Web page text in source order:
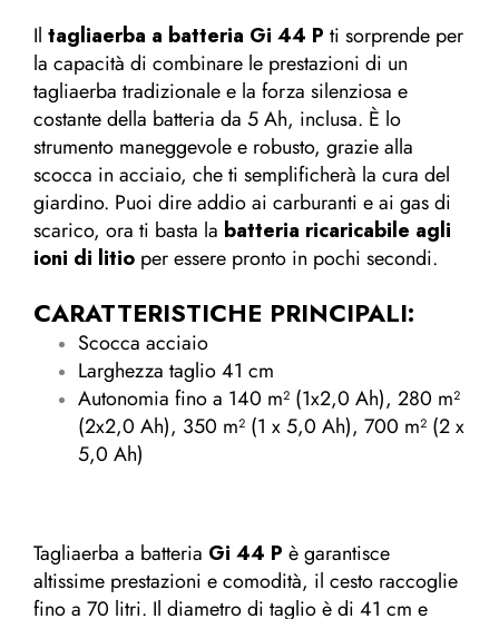
Il tagliaerba a batteria Gi 44 P ti sorprende per
la capacità di combinare le prestazioni di un
tagliaerba tradizionale e la forza silenziosa e
costante della batteria da 5 Ah, inclusa. È lo
strumento maneggevole e robusto, grazie alla
scocca in acciaio, che ti semplificherà la cura del
giardino. Puoi dire addio ai carburanti e ai gas di
scarico, ora ti basta la batteria ricaricabile agli
ioni di litio per essere pronto in pochi secondi.
CARATTERISTICHE PRINCIPALI:
Scocca acciaio
Larghezza taglio 41 cm
Autonomia fino a 140 m² (1x2,0 Ah), 280 m²
(2x2,0 Ah), 350 m² (1 x 5,0 Ah), 700 m² (2 x
5,0 Ah)
Tagliaerba a batteria Gi 44 P è garantisce
altissime prestazioni e comodità, il cesto raccoglie
fino a 70 litri. Il diametro di taglio è di 41 cm e